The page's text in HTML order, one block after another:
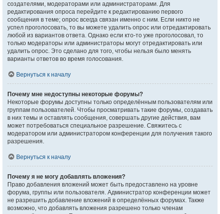
создателями, модераторами или администраторами. Для
редактирования опроса перейдите к редактированию первого
сообщения в теме; опрос всегда связан именно с ним. Если никто не
успел проголосовать, то вы можете удалить опрос или отредактировать
любой из вариантов ответа. Однако если кто-то уже проголосовал, то
только модераторы или администраторы могут отредактировать или
удалить опрос. Это сделано для того, чтобы нельзя было менять
варианты ответов во время голосования.
Вернуться к началу
Почему мне недоступны некоторые форумы?
Некоторые форумы доступны только определённым пользователям или
группам пользователей. Чтобы просматривать такие форумы, создавать
в них темы и оставлять сообщения, совершать другие действия, вам
может потребоваться специальное разрешение. Свяжитесь с
модератором или администратором конференции для получения такого
разрешения.
Вернуться к началу
Почему я не могу добавлять вложения?
Право добавления вложений может быть предоставлено на уровне
форума, группы или пользователя. Администратор конференции может
не разрешить добавление вложений в определённых форумах. Также
возможно, что добавлять вложения разрешено только членам